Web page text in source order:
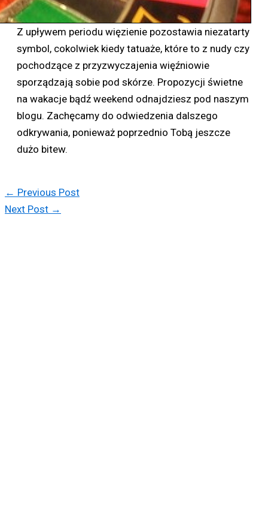
Z upływem periodu więzienie pozostawia niezatarty
symbol, cokolwiek kiedy tatuaże, które to z nudy czy
pochodzące z przyzwyczajenia więźniowie
sporządzają sobie pod skórze. Propozycji świetne
na wakacje bądź weekend odnajdziesz pod naszym
blogu. Zachęcamy do odwiedzenia dalszego
odkrywania, ponieważ poprzednio Tobą jeszcze
dużo bitew.
← Previous Post
Next Post →